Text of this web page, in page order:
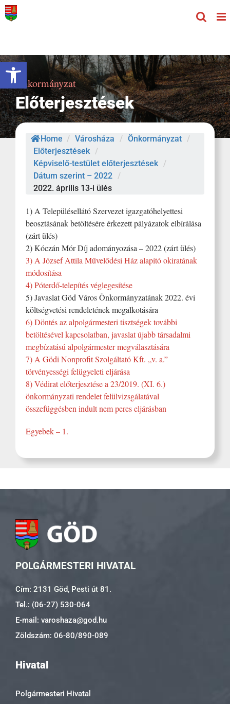
Eszköztár megnyitása
Kihagyás
Önkormányzat
Előterjesztések
Home / Városháza / Önkormányzat /
Előterjesztések /
Képviselő-testület előterjesztések /
Dátum szerint – 2022 /
2022. április 13-i ülés
1) A Településellátó Szervezet igazgatóhelyettesi
beosztásának betöltésére érkezett pályázatok elbírálása
(zárt ülés)
2) Kóczán Mór Díj adományozása – 2022 (zárt ülés)
3) A József Attila Művelődési Ház alapító okiratának
módosítása
4) Póterdő-telepítés véglegesítése
5) Javaslat Göd Város Önkormányzatának 2022. évi
költségvetési rendeletének megalkotására
6) Döntés az alpolgármesteri tisztségek további
betöltésével kapcsolatban, javaslat újabb társadalmi
megbízatású alpolgármester megválasztására
7) A Gödi Nonprofit Szolgáltató Kft. „v. a.”
törvényességi felügyeleti eljárása
8) Védirat előterjesztése a 23/2019. (XI. 6.)
önkormányzati rendelet felülvizsgálatával
összefüggésben indult nem peres eljárásban
Egyebek – 1.
POLGÁRMESTERI HIVATAL
Cím: 2131 Göd, Pesti út 81.
Tel.: (06-27) 530-064
E-mail: varoshaza@god.hu
Zöldszám: 06-80/890-089
Hivatal
Polgármesteri Hivatal